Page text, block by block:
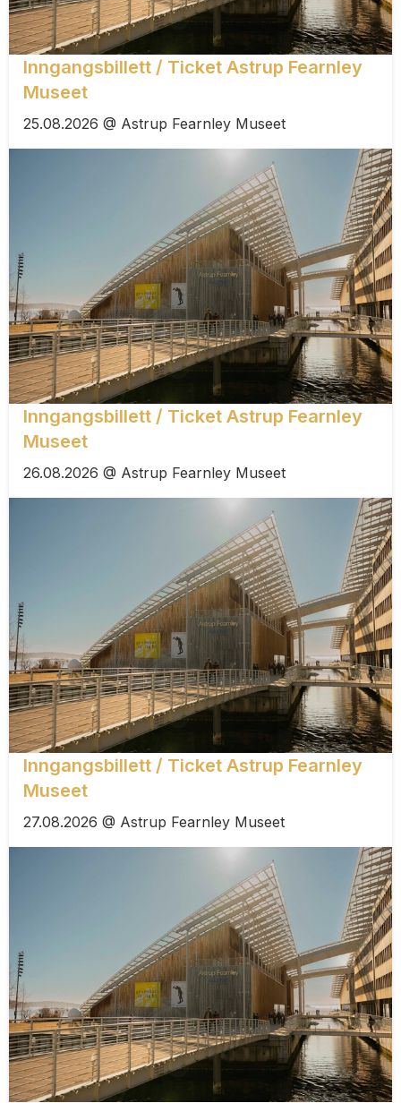
Inngangsbillett / Ticket Astrup Fearnley
Museet
25.08.2026 @ Astrup Fearnley Museet
Inngangsbillett / Ticket Astrup Fearnley
Museet
26.08.2026 @ Astrup Fearnley Museet
Inngangsbillett / Ticket Astrup Fearnley
Museet
27.08.2026 @ Astrup Fearnley Museet